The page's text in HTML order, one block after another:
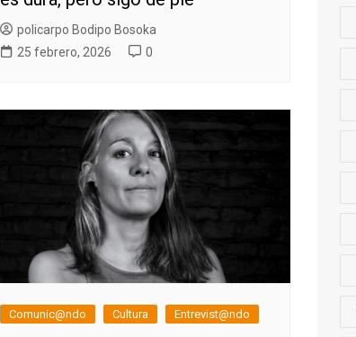
policarpo Bodipo Bosoka
25 febrero, 2026
0
Comunic@ndo Cultura Entrevist@ndo